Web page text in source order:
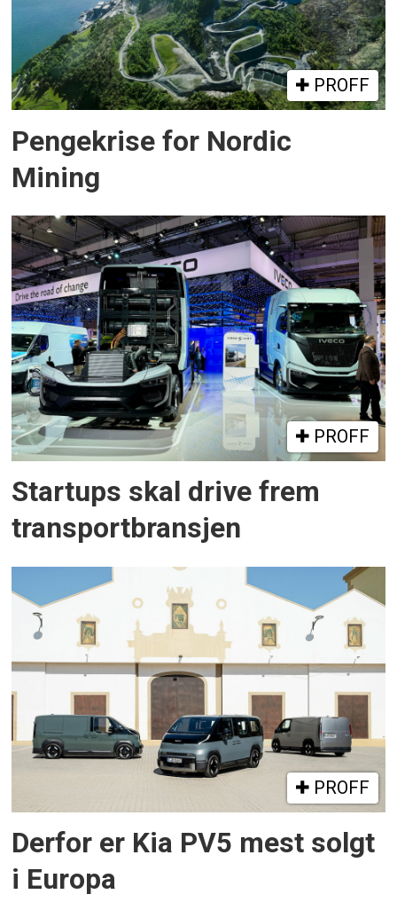
PROFF
Pengekrise for Nordic
Mining
PROFF
Startups skal drive frem
transportbransjen
PROFF
Derfor er Kia PV5 mest solgt
i Europa